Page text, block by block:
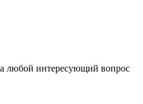
любой интересующий вопрос